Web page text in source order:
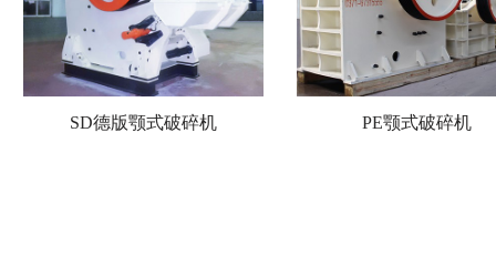
SD德版颚式破碎机 PE颚式破碎机